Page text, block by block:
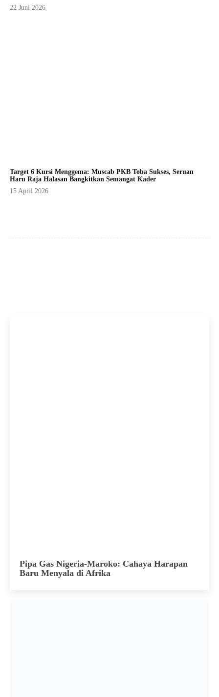
22 Juni 2026
Target 6 Kursi Menggema: Muscab PKB Toba Sukses, Seruan
Haru Raja Halasan Bangkitkan Semangat Kader
15 April 2026
Pipa Gas Nigeria-Maroko: Cahaya Harapan
Baru Menyala di Afrika